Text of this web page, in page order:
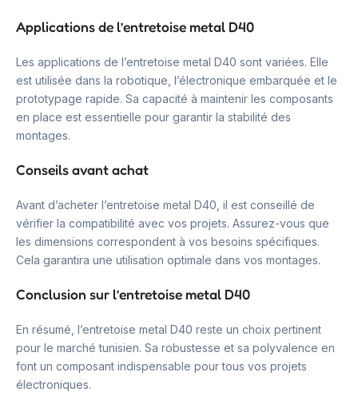
Applications de l’entretoise metal D40
Les applications de l’entretoise metal D40 sont variées. Elle
est utilisée dans la robotique, l’électronique embarquée et le
prototypage rapide. Sa capacité à maintenir les composants
en place est essentielle pour garantir la stabilité des
montages.
Conseils avant achat
Avant d’acheter l’entretoise metal D40, il est conseillé de
vérifier la compatibilité avec vos projets. Assurez-vous que
les dimensions correspondent à vos besoins spécifiques.
Cela garantira une utilisation optimale dans vos montages.
Conclusion sur l’entretoise metal D40
En résumé, l’entretoise metal D40 reste un choix pertinent
pour le marché tunisien. Sa robustesse et sa polyvalence en
font un composant indispensable pour tous vos projets
électroniques.